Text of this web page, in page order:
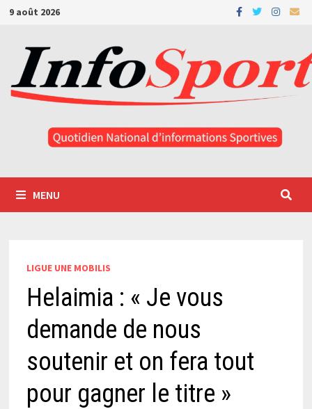
Passer
contenu
9 août 2026
MENU
LIGUE UNE MOBILIS
Helaimia : « Je vous
demande de nous
soutenir et on fera tout
pour gagner le titre »